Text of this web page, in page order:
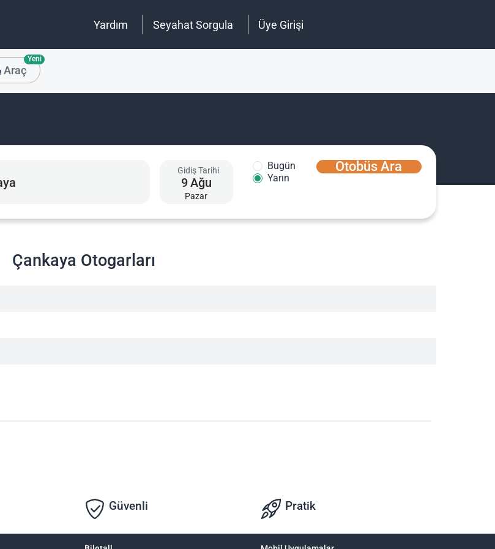
Yardım Seyahat Sorgula Üye Girişi
Araç
Yeni
Gidiş Tarihi
9Ağu
Pazar
Bugün
Yarın
Otobüs Ara
Çankaya Otogarları
Güvenli Pratik